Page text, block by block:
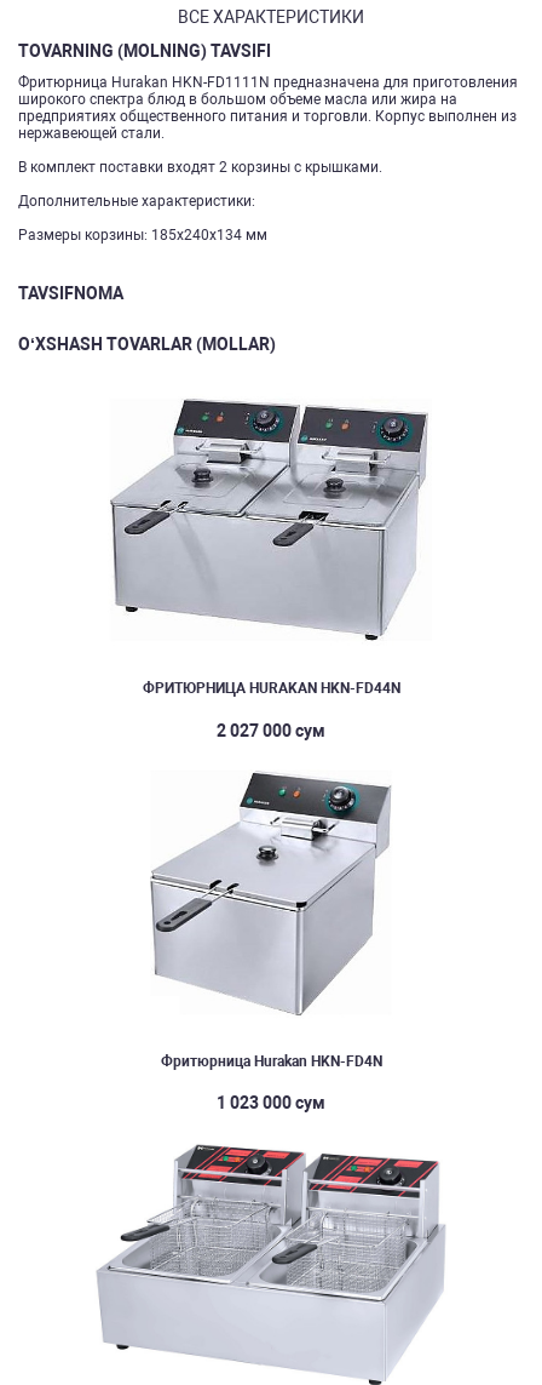
ВСЕ ХАРАКТЕРИСТИКИ
TOVARNING (MOLNING) TAVSIFI
Фритюрница Hurakan HKN-FD1111N предназначена для приготовления
широкого спектра блюд в большом объеме масла или жира на
предприятиях общественного питания и торговли. Корпус выполнен из
нержавеющей стали.
В комплект поставки входят 2 корзины с крышками.
Дополнительные характеристики:
Размеры корзины: 185x240x134 мм
TAVSIFNOMA
O‘XSHASH TOVARLAR (MOLLAR)
ФРИТЮРНИЦА HURAKAN HKN-FD44N
2 027 000 сум
Фритюрница Hurakan HKN-FD4N
1 023 000 сум